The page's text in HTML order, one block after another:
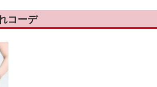
コーデ